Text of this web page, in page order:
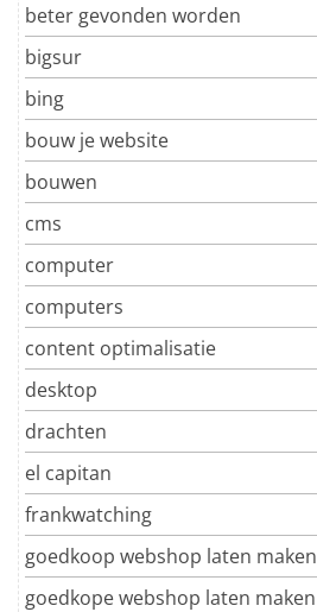
beter gevonden worden
bigsur
bing
bouw je website
bouwen
cms
computer
computers
content optimalisatie
desktop
drachten
el capitan
frankwatching
goedkoop webshop laten maken
goedkope webshop laten maken